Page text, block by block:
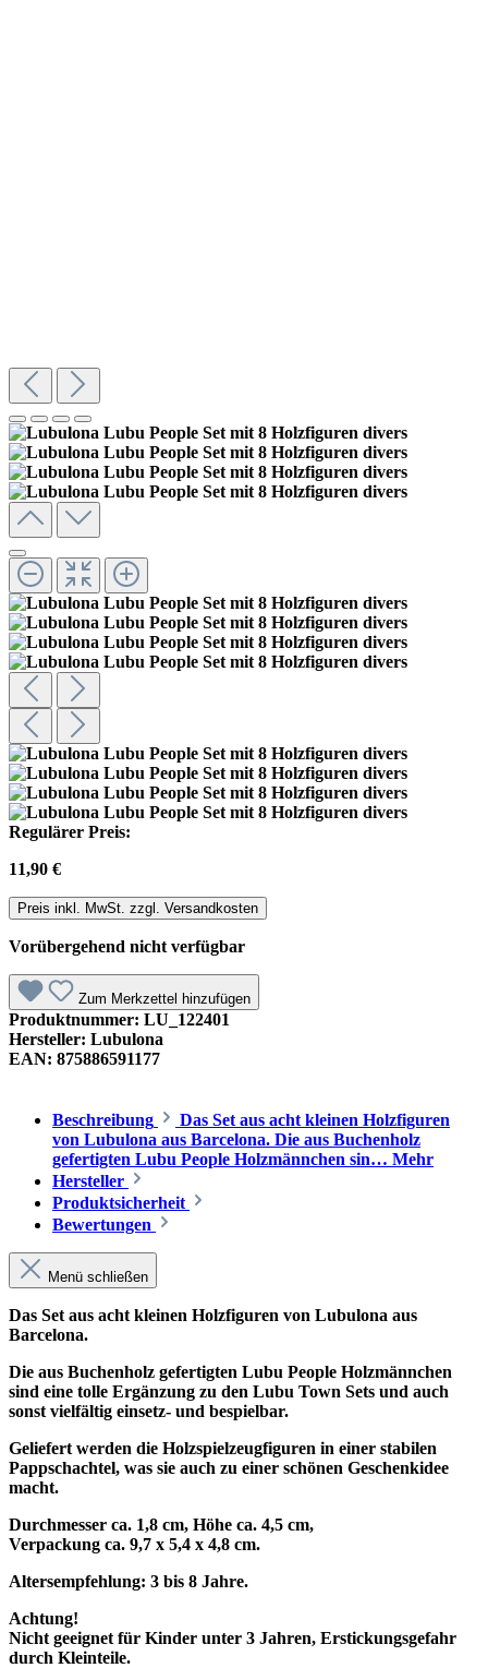
Regulärer Preis:
11,90 €
Preis inkl. MwSt. zzgl. Versandkosten
Vorübergehend nicht verfügbar
Zum Merkzettel hinzufügen
Produktnummer: LU_122401
Hersteller: Lubulona
EAN: 875886591177
Beschreibung
Das Set aus acht kleinen Holzfiguren
von Lubulona aus Barcelona. Die aus Buchenholz
gefertigten Lubu People Holzmännchen sin… Mehr
Hersteller
Produktsicherheit
Bewertungen
Menü schließen
Das Set aus acht kleinen Holzfiguren von Lubulona aus
Barcelona.
Die aus Buchenholz gefertigten Lubu People Holzmännchen
sind eine tolle Ergänzung zu den Lubu Town Sets und auch
sonst vielfältig einsetz- und bespielbar.
Geliefert werden die Holzspielzeugfiguren in einer stabilen
Pappschachtel, was sie auch zu einer schönen Geschenkidee
macht.
Durchmesser ca. 1,8 cm, Höhe ca. 4,5 cm,
Verpackung ca. 9,7 x 5,4 x 4,8 cm.
Altersempfehlung: 3 bis 8 Jahre.
Achtung!
Nicht geeignet für Kinder unter 3 Jahren, Erstickungsgefahr
durch Kleinteile.